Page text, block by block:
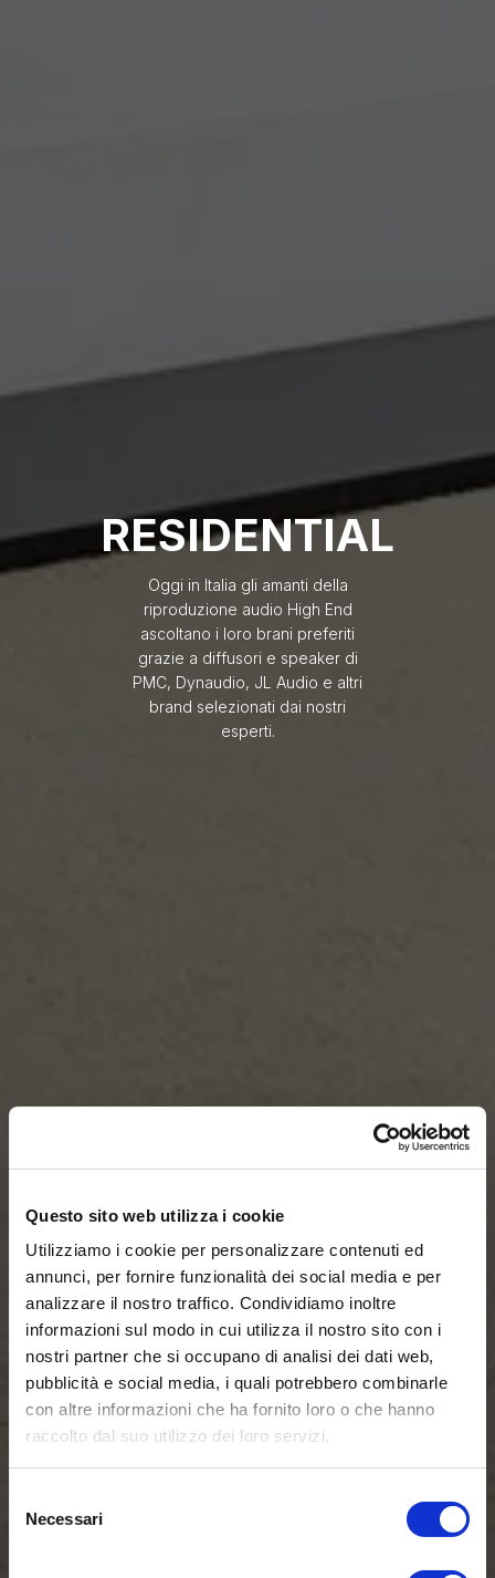
Questo sito web utilizza i cookie
Utilizziamo i cookie per personalizzare contenuti ed
annunci, per fornire funzionalità dei social media e per
analizzare il nostro traffico. Condividiamo inoltre
informazioni sul modo in cui utilizza il nostro sito con i
nostri partner che si occupano di analisi dei dati web,
pubblicità e social media, i quali potrebbero combinarle
con altre informazioni che ha fornito loro o che hanno
raccolto dal suo utilizzo dei loro servizi.
delNecessari
RESIDENTIAL
Oggi in Italia gli amanti della
riproduzione audio High End
ascoltano i loro brani preferiti
grazie a diffusori e speaker di
PMC, Dynaudio, JL Audio e altri
brand selezionati dai nostri
esperti.